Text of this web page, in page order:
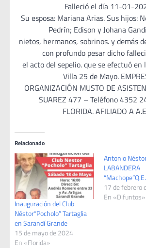
Falleció el día 11-01-
Su esposa: Mariana Arias. Sus hijos:
Pedrín; Edison y Johana
nietos, hermanos, sobrinos. y demás
con profundo pesar dicho
el acto del sepelio. que se efectuó en
Villa 25 de Mayo.
ORGANIZACIÓN MUSTO DE
SUAREZ 477 – Teléfono 4352
FLORIDA. AFILIADO A
Relacionado
Inauguración del Club
Néstor“Pocholo” Tartaglia
en Sarandí Grande
15 de mayo de 2024
En «Florida»
Antonio
LABANDERA
17 de febrero
En «Difuntos»